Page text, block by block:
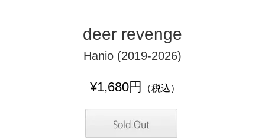
deer revenge
Hanio (2019-2026)
¥1,680円 （税込）